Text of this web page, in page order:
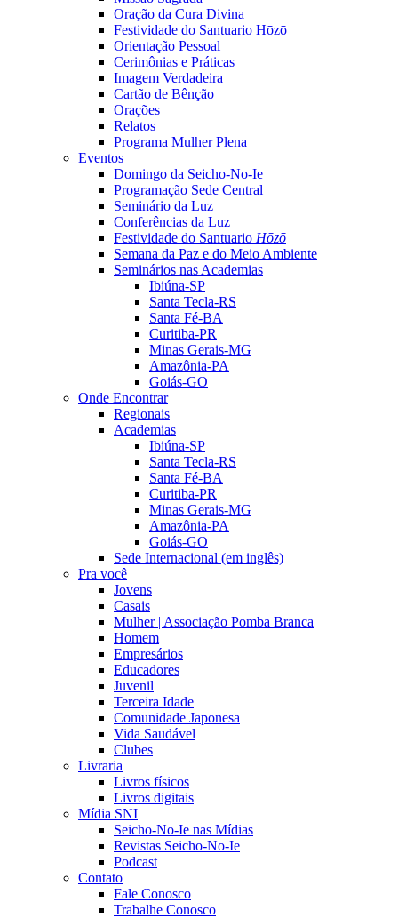
Oração da Cura Divina
Festividade do Santuario Hōzō
Orientação Pessoal
Cerimônias e Práticas
Imagem Verdadeira
Cartão de Bênção
Orações
Relatos
Programa Mulher Plena
Eventos
Domingo da Seicho-No-Ie
Programação Sede Central
Seminário da Luz
Conferências da Luz
Festividade do Santuario Hōzō
Semana da Paz e do Meio Ambiente
Seminários nas Academias
Ibiúna-SP
Santa Tecla-RS
Santa Fé-BA
Curitiba-PR
Minas Gerais-MG
Amazônia-PA
Goiás-GO
Onde Encontrar
Regionais
Academias
Ibiúna-SP
Santa Tecla-RS
Santa Fé-BA
Curitiba-PR
Minas Gerais-MG
Amazônia-PA
Goiás-GO
Sede Internacional (em inglês)
Pra você
Jovens
Casais
Mulher | Associação Pomba Branca
Homem
Empresários
Educadores
Juvenil
Terceira Idade
Comunidade Japonesa
Vida Saudável
Clubes
Livraria
Livros físicos
Livros digitais
Mídia SNI
Seicho-No-Ie nas Mídias
Revistas Seicho-No-Ie
Podcast
Contato
Fale Conosco
Trabalhe Conosco